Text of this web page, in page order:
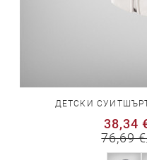
ДЕТСКИ
38,34
76,69 €